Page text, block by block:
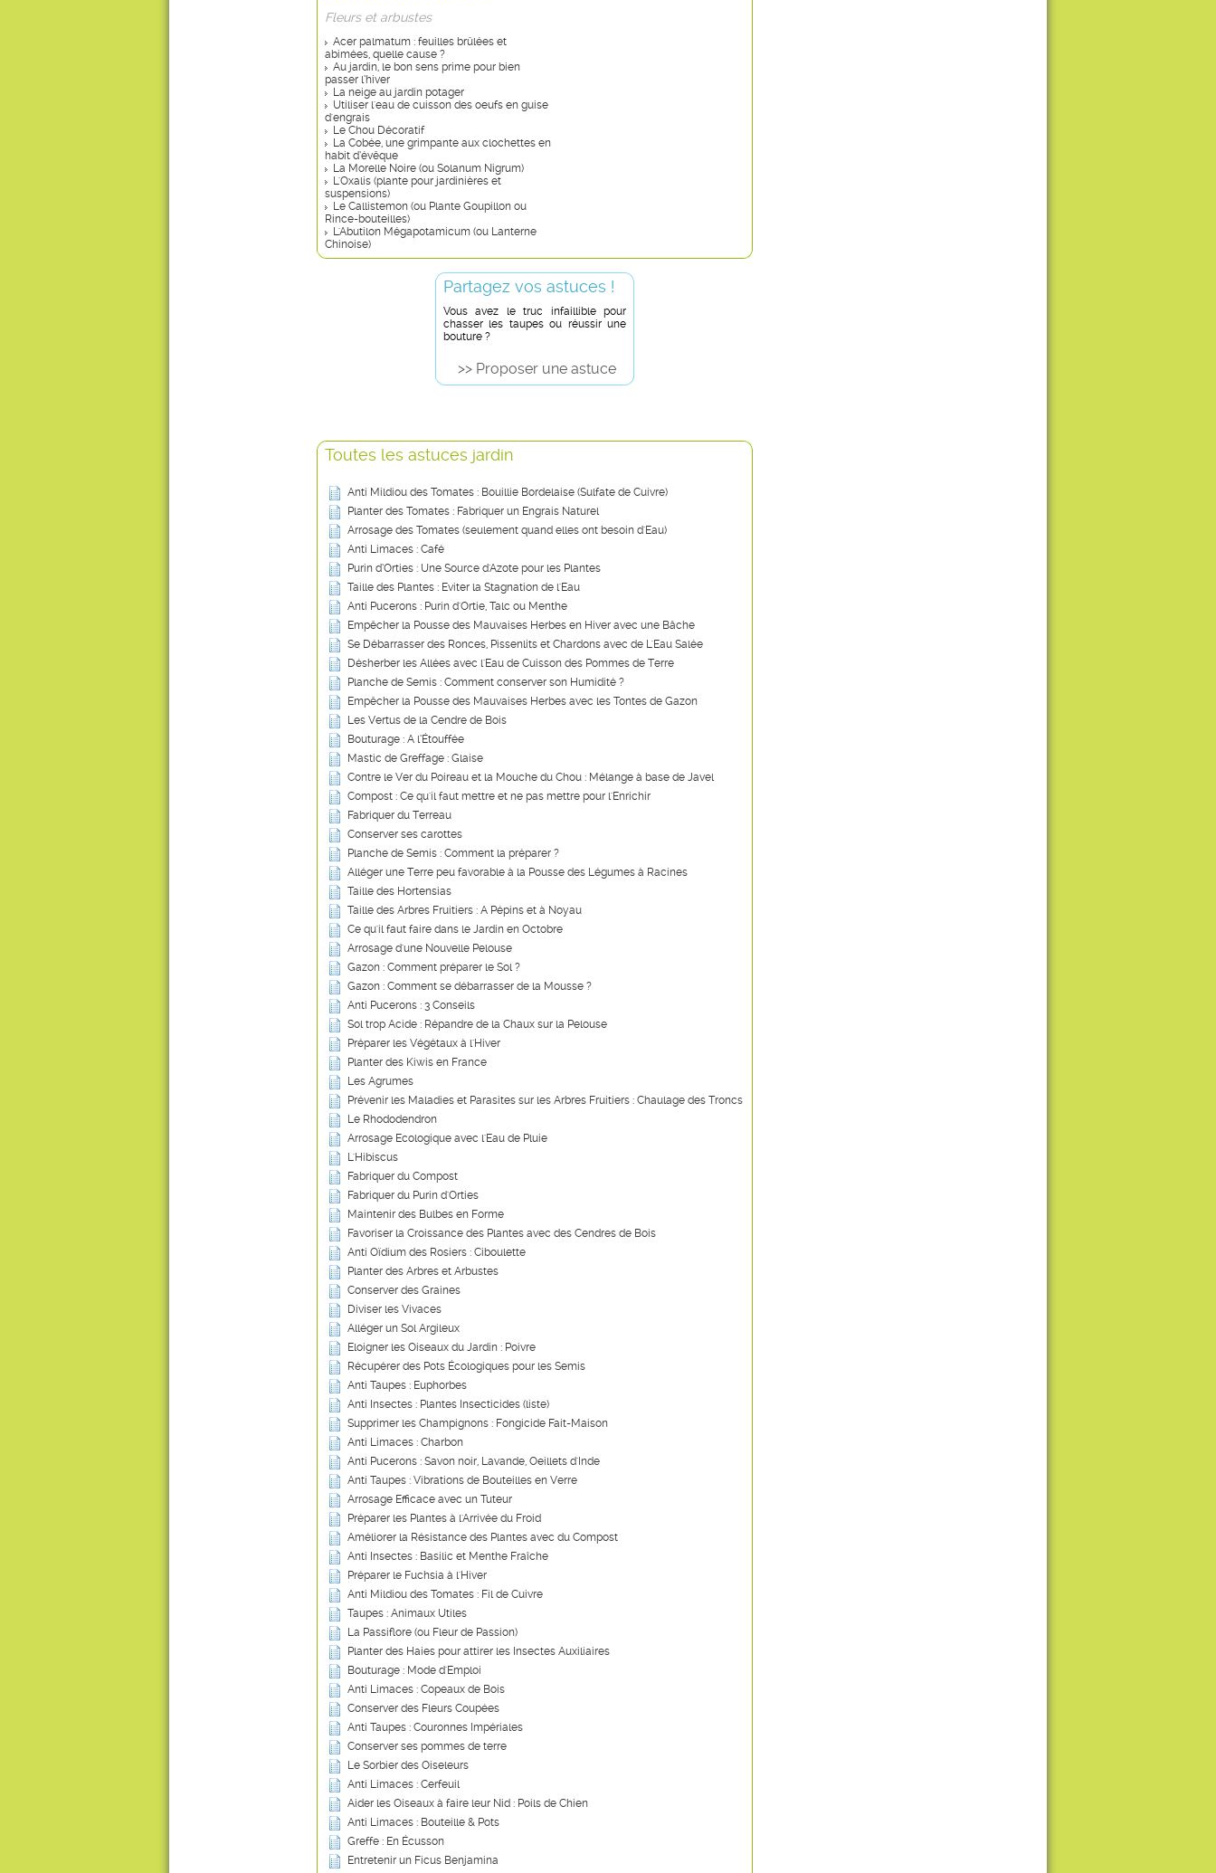
Fleurs et arbustes
Acer palmatum : feuilles brûlées et
abimées, quelle cause ?
Au jardin, le bon sens prime pour bien
passer l’hiver
La neige au jardin potager
Utiliser l'eau de cuisson des oeufs en guise
d'engrais
Le Chou Décoratif
La Cobée, une grimpante aux clochettes en
habit d’évêque
La Morelle Noire (ou Solanum Nigrum)
L'Oxalis (plante pour jardinières et
suspensions)
Le Callistemon (ou Plante Goupillon ou
Rince-bouteilles)
L'Abutilon Mégapotamicum (ou Lanterne
Chinoise)
Partagez vos astuces !
Vous avez le truc infaillible pour
chasser les taupes ou réussir une
bouture ?
>> Proposer une astuce
Toutes les astuces jardin
Anti Mildiou des Tomates : Bouillie Bordelaise (Sulfate de Cuivre)
Planter des Tomates : Fabriquer un Engrais Naturel
Arrosage des Tomates (seulement quand elles ont besoin d'Eau)
Anti Limaces : Café
Purin d’Orties : Une Source d'Azote pour les Plantes
Taille des Plantes : Eviter la Stagnation de l'Eau
Anti Pucerons : Purin d'Ortie, Talc ou Menthe
Empêcher la Pousse des Mauvaises Herbes en Hiver avec une Bâche
Se Débarrasser des Ronces, Pissenlits et Chardons avec de L'Eau Salée
Désherber les Allées avec l'Eau de Cuisson des Pommes de Terre
Planche de Semis : Comment conserver son Humidité ?
Empêcher la Pousse des Mauvaises Herbes avec les Tontes de Gazon
Les Vertus de la Cendre de Bois
Bouturage : A l’Étouffée
Mastic de Greffage : Glaise
Contre le Ver du Poireau et la Mouche du Chou : Mélange à base de Javel
Compost : Ce qu'il faut mettre et ne pas mettre pour l'Enrichir
Fabriquer du Terreau
Conserver ses carottes
Planche de Semis : Comment la préparer ?
Alléger une Terre peu favorable à la Pousse des Légumes à Racines
Taille des Hortensias
Taille des Arbres Fruitiers : A Pépins et à Noyau
Ce qu'il faut faire dans le Jardin en Octobre
Arrosage d'une Nouvelle Pelouse
Gazon : Comment préparer le Sol ?
Gazon : Comment se débarrasser de la Mousse ?
Anti Pucerons : 3 Conseils
Sol trop Acide : Répandre de la Chaux sur la Pelouse
Préparer les Végétaux à l'Hiver
Planter des Kiwis en France
Les Agrumes
Prévenir les Maladies et Parasites sur les Arbres Fruitiers : Chaulage des Troncs
Le Rhododendron
Arrosage Ecologique avec l'Eau de Pluie
L'Hibiscus
Fabriquer du Compost
Fabriquer du Purin d'Orties
Maintenir des Bulbes en Forme
Favoriser la Croissance des Plantes avec des Cendres de Bois
Anti Oïdium des Rosiers : Ciboulette
Planter des Arbres et Arbustes
Conserver des Graines
Diviser les Vivaces
Alléger un Sol Argileux
Eloigner les Oiseaux du Jardin : Poivre
Récupérer des Pots Écologiques pour les Semis
Anti Taupes : Euphorbes
Anti Insectes : Plantes Insecticides (liste)
Supprimer les Champignons : Fongicide Fait-Maison
Anti Limaces : Charbon
Anti Pucerons : Savon noir, Lavande, Oeillets d'Inde
Anti Taupes : Vibrations de Bouteilles en Verre
Arrosage Efficace avec un Tuteur
Préparer les Plantes à l'Arrivée du Froid
Améliorer la Résistance des Plantes avec du Compost
Anti Insectes : Basilic et Menthe Fraîche
Préparer le Fuchsia à l'Hiver
Anti Mildiou des Tomates : Fil de Cuivre
Taupes : Animaux Utiles
La Passiflore (ou Fleur de Passion)
Planter des Haies pour attirer les Insectes Auxiliaires
Bouturage : Mode d'Emploi
Anti Limaces : Copeaux de Bois
Conserver des Fleurs Coupées
Anti Taupes : Couronnes Impériales
Conserver ses pommes de terre
Le Sorbier des Oiseleurs
Anti Limaces : Cerfeuil
Aider les Oiseaux à faire leur Nid : Poils de Chien
Anti Limaces : Bouteille & Pots
Greffe : En Écusson
Entretenir un Ficus Benjamina